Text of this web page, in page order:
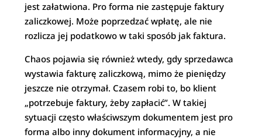
jest załatwiona. Pro forma nie zastępuje faktury
zaliczkowej. Może poprzedzać wpłatę, ale nie
rozlicza jej podatkowo w taki sposób jak faktura.
Chaos pojawia się również wtedy, gdy sprzedawca
wystawia fakturę zaliczkową, mimo że pieniędzy
jeszcze nie otrzymał. Czasem robi to, bo klient
„potrzebuje faktury, żeby zapłacić”. W takiej
sytuacji często właściwszym dokumentem jest pro
forma albo inny dokument informacyjny, a nie